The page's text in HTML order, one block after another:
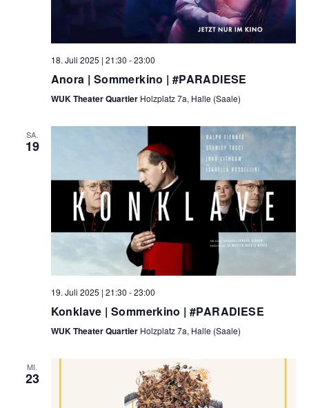
18. Juli 2025 | 21:30 -23:00
Anora | Sommerkino | #PARADIESE
WUK Theater Quartier Holzplatz 7a, Halle (Saale)
SA.
19
19. Juli 2025 | 21:30 -23:00
Konklave | Sommerkino | #PARADIESE
WUK Theater Quartier Holzplatz 7a, Halle (Saale)
MI.
23